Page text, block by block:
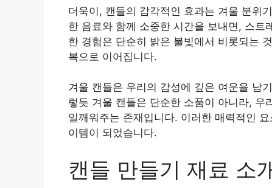
더욱이, 캔들의 감각적인 효과는 겨울 분위
한 음료와 함께 소중한 시간을 보내면, 스트
한 경험은 단순히 밝은 불빛에서 비롯되는
복으로 이어집니다.
겨울 캔들은 우리의 감성에 깊은 여운을 남
렇듯 겨울 캔들은 단순한 소품이 아니라, 우
일깨워주는 존재입니다. 이러한 매력적인
이템이 되었습니다.
캔들 만들기 재료 소